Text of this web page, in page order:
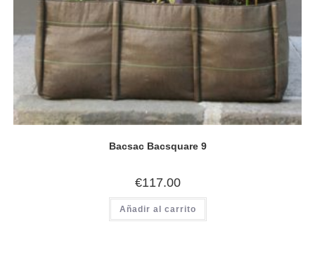
Bacsac Bacsquare 9
€117.00
Añadir al carrito